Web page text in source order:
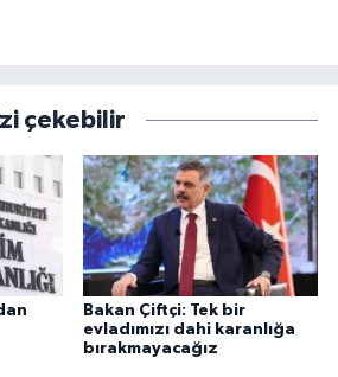
çekebilir
Bakan Çiftçi: Tek bir
evladımızı dahi karanlığa
bırakmayacağız